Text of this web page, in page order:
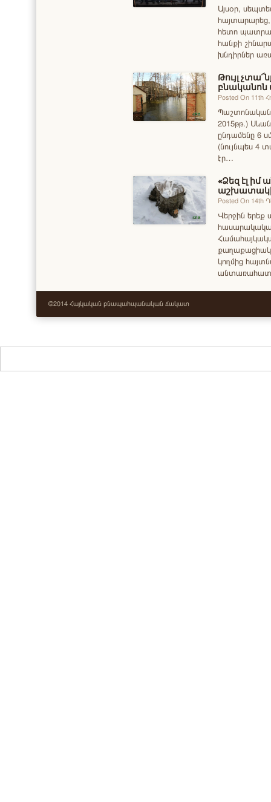
Այսօր,
հայտարարեց,
հետո
հանքի
խնդիրներ
Թույլ
բնականոն
Posted On 11th
Պաշտոնական
2015թթ.)
ընդամենը 6
(նույնպես 4
էր…
«Ձեզ էլ
Posted On 14th
Վերջին երեք
կողմից
©2014 Հայկական բնապահպանական ճակատ